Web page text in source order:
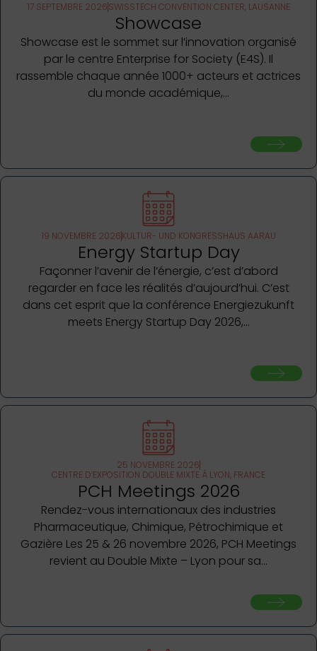
17 SEPTEMBRE 2026SWISSTECH CONVENTION CENTER, LAUSANNE
Showcase
Showcase est le sommet sur l’innovation organisé
par le centre Enterprise for Society (E4S). Il
rassemble chaque année 1000+ acteurs et actrices
du monde académique,…
19 NOVEMBRE 2026KULTUR- UND KONGRESSHAUS AARAU
Energy Startup Day
Façonner l’avenir de l’énergie, c’est d’abord
regarder en face les réalités d’aujourd’hui. C’est
dans cet esprit que la conférence Energiezukunft
meets Energy Startup Day 2026,…
25 NOVEMBRE 2026
CENTRE D’EXPOSITION DOUBLE MIXTE À LYON, FRANCE
PCH Meetings 2026
Rendez-vous internationaux des industries
Pharmaceutique, Chimique, Pétrochimique et
Gazière Les 25 & 26 novembre 2026, PCH Meetings
revient au Double Mixte – Lyon pour sa…